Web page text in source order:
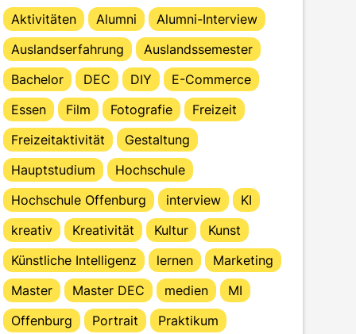
Aktivitäten Alumni
Alumni-Interview
Auslandserfahrung
Auslandssemester
Bachelor
DEC DIY
E-Commerce
Essen
Film Fotografie
Freizeit
Freizeitaktivität
Gestaltung
Hauptstudium
Hochschule
Hochschule Offenburg
interview
KI
kreativ
Kreativität Kultur
Kunst
Künstliche Intelligenz
lernen
Marketing
Master
Master DEC medien
MI
Offenburg
Portrait
Praktikum